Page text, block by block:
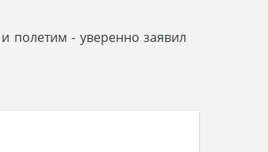
полетим - уверенно заявил